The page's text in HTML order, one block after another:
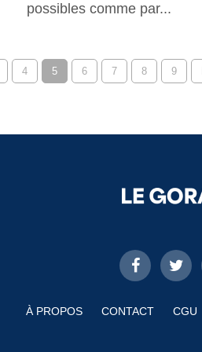
possibles comme par...
4 5 6 7 8 9
À PROPOS CONTACT CGU